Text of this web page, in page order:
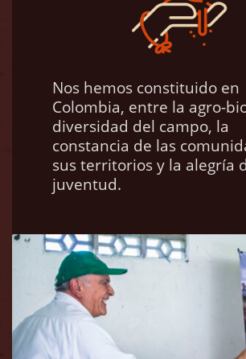
Nos hemos constituido en
Colombia, entre la agro-
diversidad del campo, la
constancia de las
sus territorios y la alegría
juventud.